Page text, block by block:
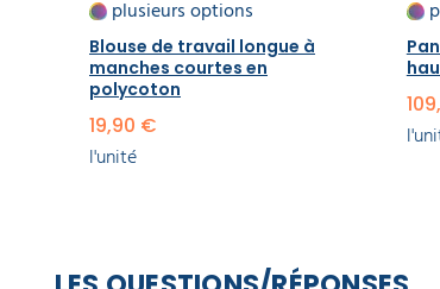
plusieurs options
Blouse de travail longue à
manches courtes en
polycoton
19,90 €
l'unité